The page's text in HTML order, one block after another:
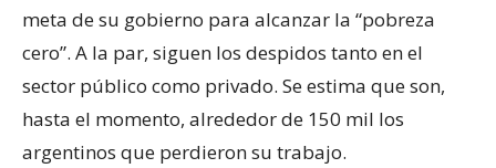
meta de su gobierno para alcanzar la “pobreza
cero”. A la par, siguen los despidos tanto en el
sector público como privado. Se estima que son,
hasta el momento, alrededor de 150 mil los
argentinos que perdieron su trabajo.